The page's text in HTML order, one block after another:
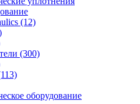
(12)
(300)
оборудование